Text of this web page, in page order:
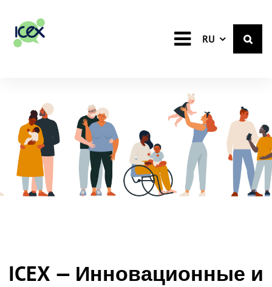
RU Russian
ICEX — Инновационные и